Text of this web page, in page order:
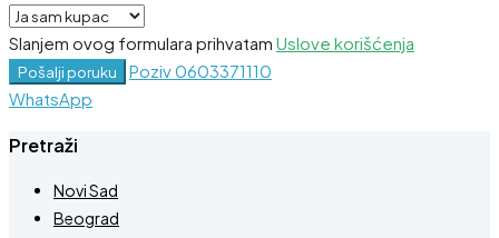
Slanjem ovog formulara prihvatam Uslove korišćenja
Pošalji poruku Poziv0603371110
WhatsApp
Pretraži
Novi Sad
Beograd